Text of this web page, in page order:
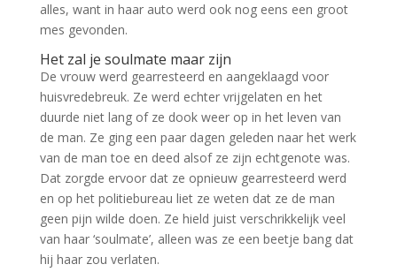
alles, want in haar auto werd ook nog eens een groot
mes gevonden.
Het zal je soulmate maar zijn
De vrouw werd gearresteerd en aangeklaagd voor
huisvredebreuk. Ze werd echter vrijgelaten en het
duurde niet lang of ze dook weer op in het leven van
de man. Ze ging een paar dagen geleden naar het werk
van de man toe en deed alsof ze zijn echtgenote was.
Dat zorgde ervoor dat ze opnieuw gearresteerd werd
en op het politiebureau liet ze weten dat ze de man
geen pijn wilde doen. Ze hield juist verschrikkelijk veel
van haar ‘soulmate’, alleen was ze een beetje bang dat
hij haar zou verlaten.